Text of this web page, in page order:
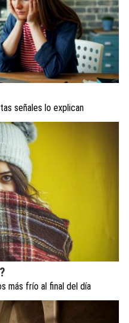
señales lo explican
más frío al final del día